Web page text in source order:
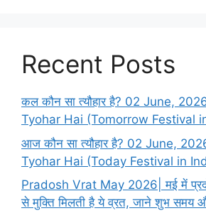
Recent Posts
कल कौन सा त्यौहार है? 02 June,
Tyohar Hai (Tomorrow Festival
आज कौन सा त्यौहार है? 02 June,
Tyohar Hai (Today Festival in
Pradosh Vrat May 2026| मई में
से मुक्ति मिलती है ये व्रत, जाने शुभ समय